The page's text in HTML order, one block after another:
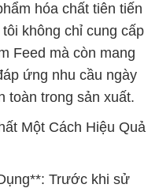
hóa chất tiên tiến
không chỉ cung cấp
Feed mà còn mang
ứng nhu cầu ngày
toàn trong sản xuất.
Một Cách Hiệu Quả
Trước khi sử